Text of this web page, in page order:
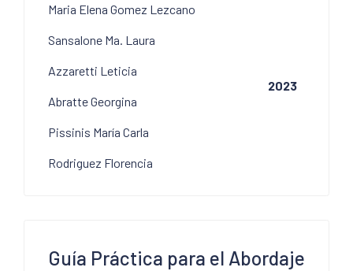
Maria Elena Gomez Lezcano
Sansalone Ma. Laura
Azzaretti Leticia
Abratte Georgina
Pissinis María Carla
Rodriguez Florencia
2023
Guía Práctica para el Abordaje